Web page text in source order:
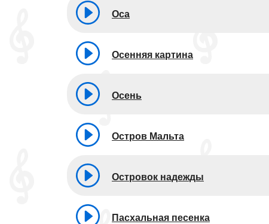
Оса
Осенняя картина
Осень
Остров Мальта
Островок надежды
Пасхальная песенка